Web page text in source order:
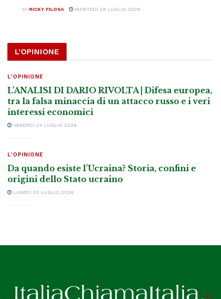
DI RICKY FILOSA MARTEDÌ 28 LUGLIO 2026
L'OPINIONE
L'OPINIONE
L’ANALISI DI DARIO RIVOLTA | Difesa europea,
tra la falsa minaccia di un attacco russo e i veri
interessi economici
VENERDÌ 24 LUGLIO 2026
L'OPINIONE
Da quando esiste l’Ucraina? Storia, confini e
origini dello Stato ucraino
LUNEDÌ 20 LUGLIO 2026